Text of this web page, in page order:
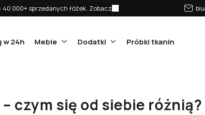
40 000+ sprzedanych łóżek. Zobacz
w 24h Meble Dodatki Próbki tkanin
czym się od siebie różnią?